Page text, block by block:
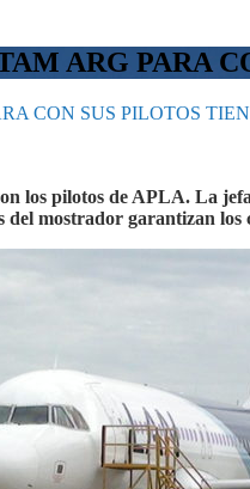
ARG PARA
CON SUS PILOTOS
los pilotos de APLA. La
del mostrador garantizan los